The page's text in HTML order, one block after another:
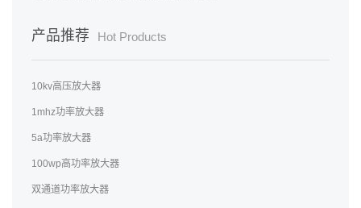
产品推荐 Hot Products
10kv高压放大器
1mhz功率放大器
5a功率放大器
100wp高功率放大器
双通道功率放大器